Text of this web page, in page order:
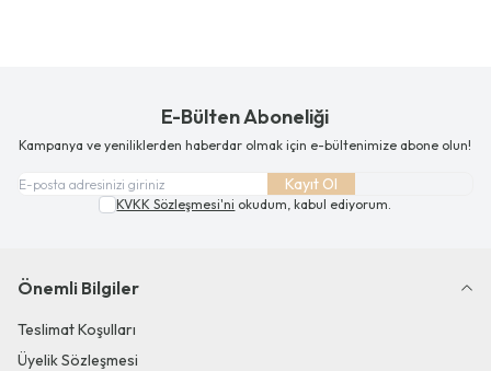
E-Bülten Aboneliği
Kampanya ve yeniliklerden haberdar olmak için e-bültenimize abone olun!
Kayıt Ol
KVKK Sözleşmesi'ni okudum, kabul ediyorum.
Önemli Bilgiler
Teslimat Koşulları
Üyelik Sözleşmesi